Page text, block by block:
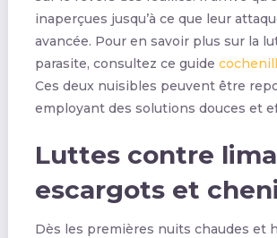
inaperçues jusqu’à ce que leur
avancée. Pour en savoir plus sur la
parasite, consultez ce guide
Ces deux nuisibles peuvent être
employant des solutions douces et
Luttes contre
escargots et
Dès les premières nuits chaudes et